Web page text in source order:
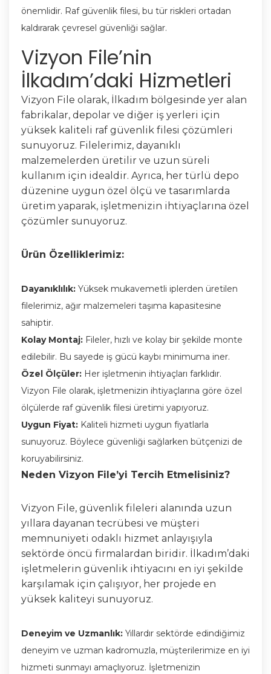
önemlidir. Raf güvenlik filesi, bu tür riskleri ortadan
kaldırarak çevresel güvenliği sağlar.
Vizyon File’nin
İlkadım’daki Hizmetleri
Vizyon File olarak, İlkadım bölgesinde yer alan
fabrikalar, depolar ve diğer iş yerleri için
yüksek kaliteli raf güvenlik filesi çözümleri
sunuyoruz. Filelerimiz, dayanıklı
malzemelerden üretilir ve uzun süreli
kullanım için idealdir. Ayrıca, her türlü depo
düzenine uygun özel ölçü ve tasarımlarda
üretim yaparak, işletmenizin ihtiyaçlarına özel
çözümler sunuyoruz.
Ürün Özelliklerimiz:
Dayanıklılık: Yüksek mukavemetli iplerden üretilen
filelerimiz, ağır malzemeleri taşıma kapasitesine
sahiptir.
Kolay Montaj: Fileler, hızlı ve kolay bir şekilde monte
edilebilir. Bu sayede iş gücü kaybı minimuma iner.
Özel Ölçüler: Her işletmenin ihtiyaçları farklıdır.
Vizyon File olarak, işletmenizin ihtiyaçlarına göre özel
ölçülerde raf güvenlik filesi üretimi yapıyoruz.
Uygun Fiyat: Kaliteli hizmeti uygun fiyatlarla
sunuyoruz. Böylece güvenliği sağlarken bütçenizi de
koruyabilirsiniz.
Neden Vizyon File’yi Tercih Etmelisiniz?
Vizyon File, güvenlik fileleri alanında uzun
yıllara dayanan tecrübesi ve müşteri
memnuniyeti odaklı hizmet anlayışıyla
sektörde öncü firmalardan biridir. İlkadım’daki
işletmelerin güvenlik ihtiyacını en iyi şekilde
karşılamak için çalışıyor, her projede en
yüksek kaliteyi sunuyoruz.
Deneyim ve Uzmanlık: Yıllardır sektörde edindiğimiz
deneyim ve uzman kadromuzla, müşterilerimize en iyi
hizmeti sunmayı amaçlıyoruz. İşletmenizin